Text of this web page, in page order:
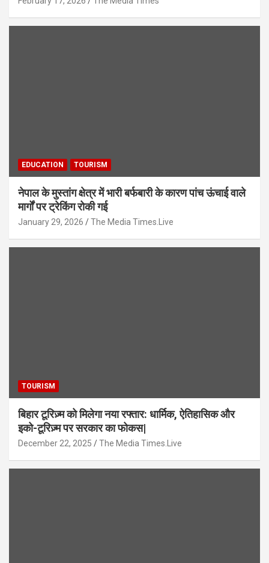
EDUCATION TOURISM
नेपाल के मुस्तांग क्षेत्र में भारी बर्फबारी के कारण पांच ऊंचाई वाले
मार्गों पर ट्रेकिंग रोकी गई
January 29, 2026 The Media Times.Live
TOURISM
बिहार टूरिज़्म को मिलेगा नया रफ्तार: धार्मिक, ऐतिहासिक और
इको-टूरिज़्म पर सरकार का फोकस|
December 22, 2025 The Media Times.Live